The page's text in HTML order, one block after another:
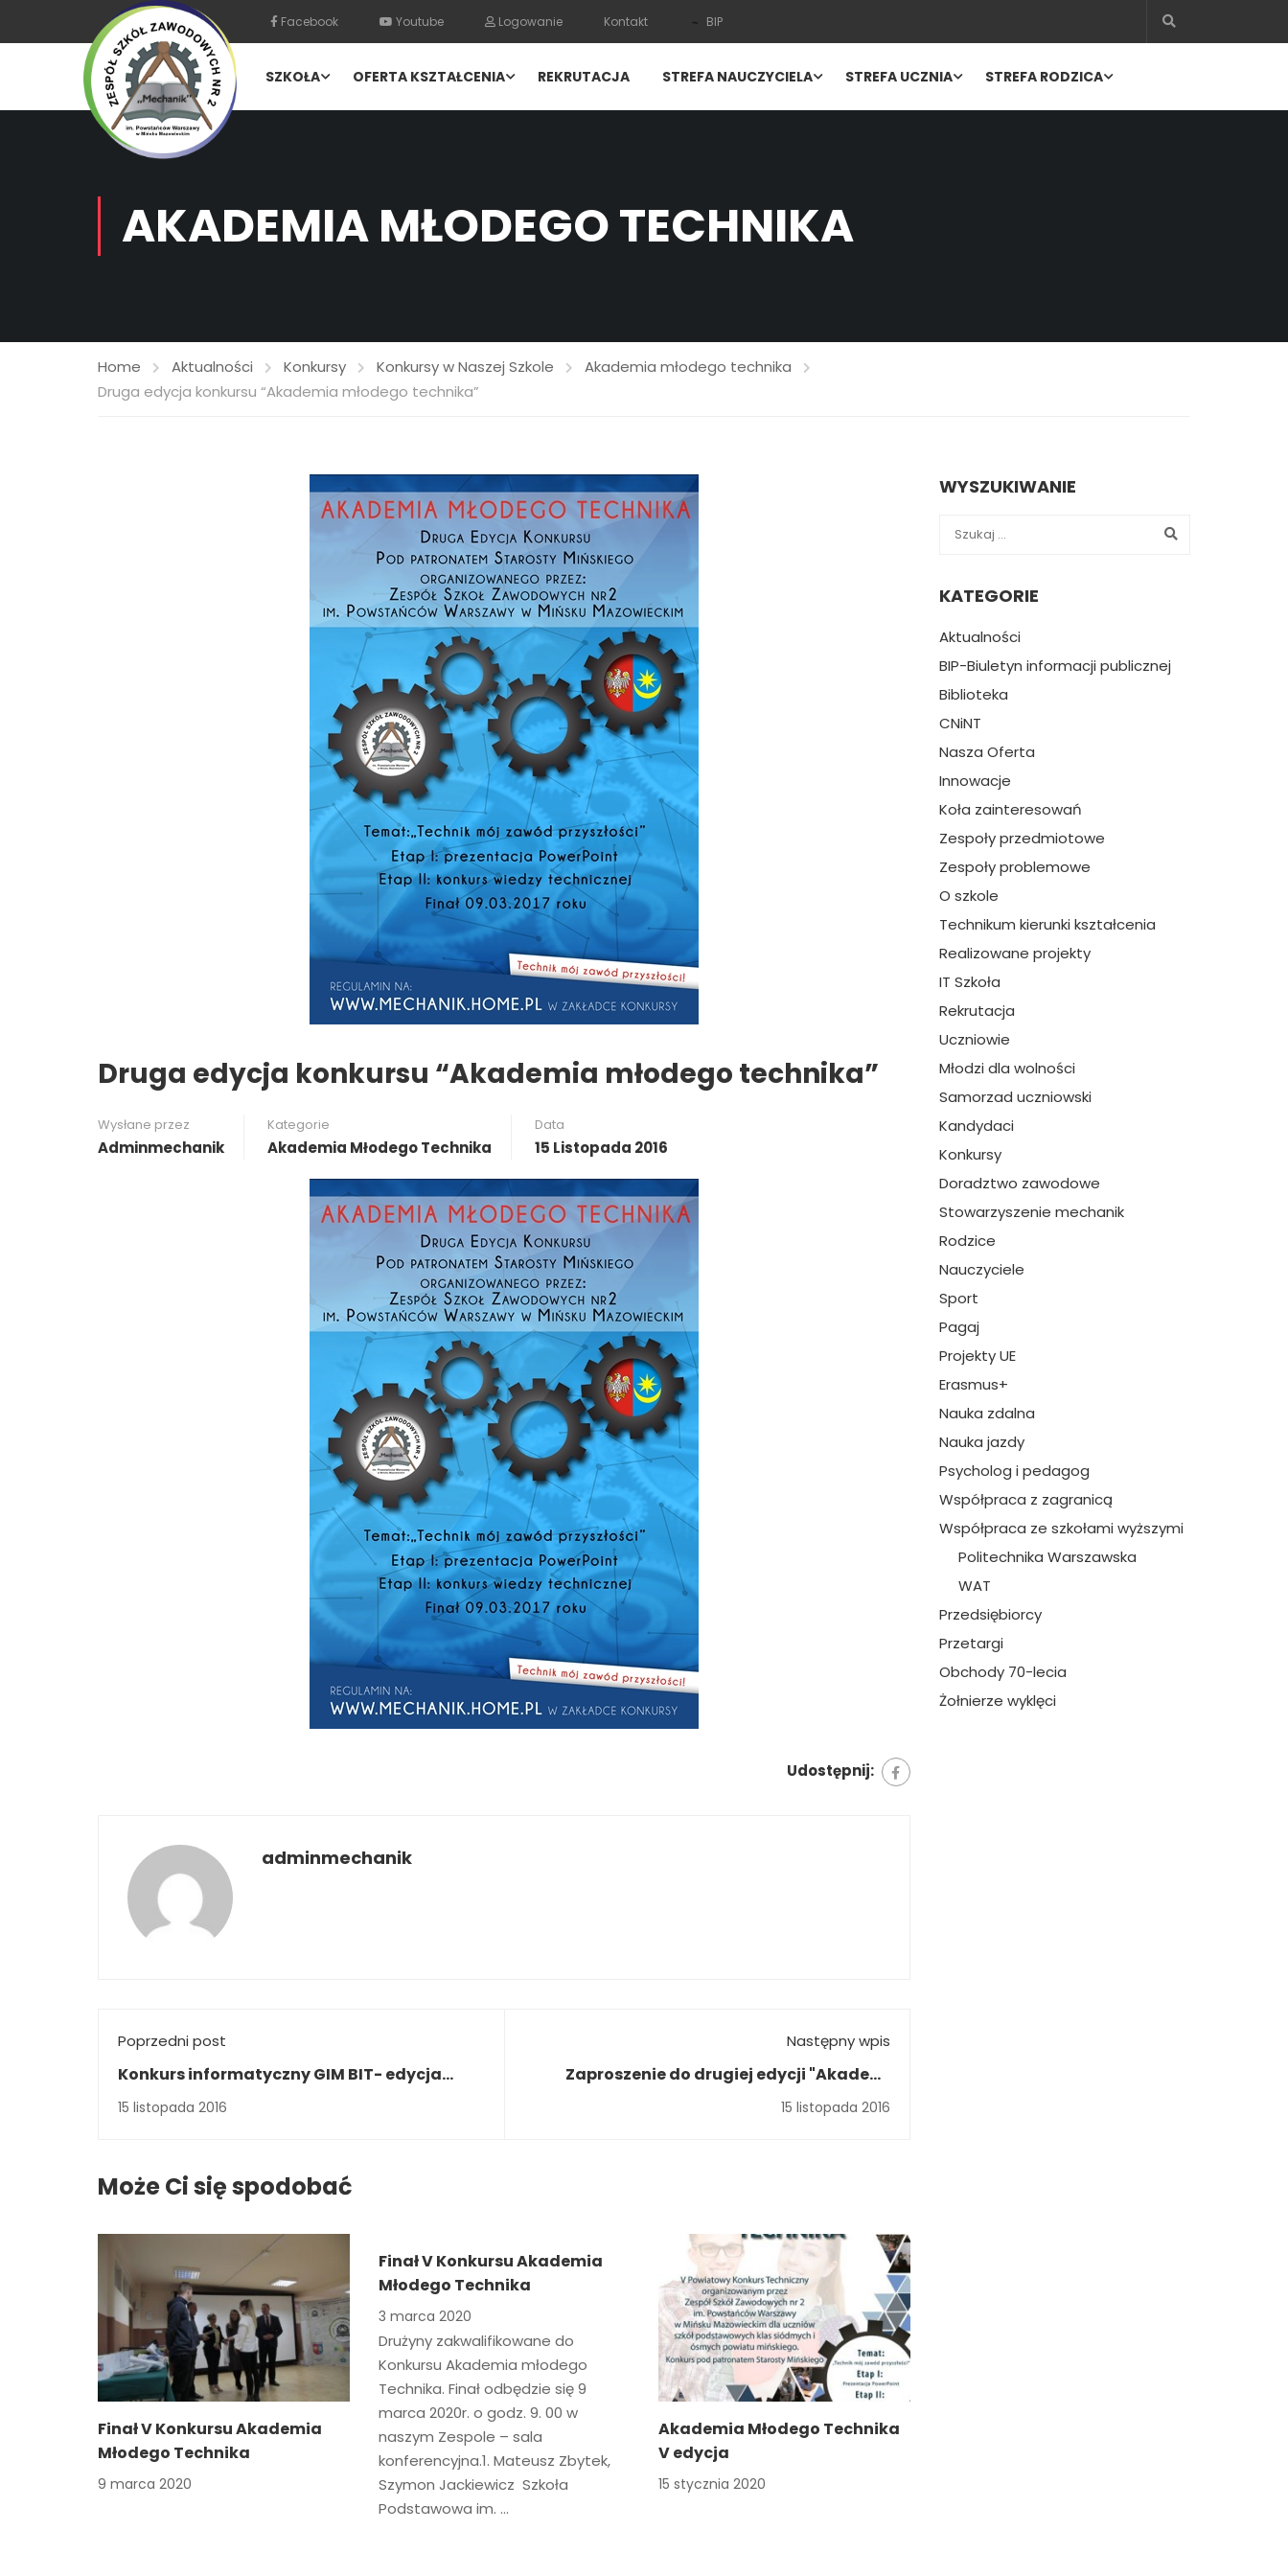
Facebook Youtube Logowanie Kontakt BIP
SZKOŁA OFERTA KSZTAŁCENIA REKRUTACJA STREFA NAUCZYCIELA STREFA UCZNIA STREFA RODZICA
AKADEMIA MŁODEGO TECHNIKA
Home Aktualności Konkursy Konkursy w Naszej Szkole
Akademia młodego technika
Druga edycja konkursu “Akademia młodego technika”
Druga edycja konkursu “Akademia młodego technika”
Wysłane przez
Adminmechanik
Kategorie
Akademia Młodego Technika
Data
15 Listopada 2016
Udostępnij:
adminmechanik
Poprzedni post
Konkurs informatyczny GIM BIT- edycja
2016/17.
15 listopada 2016
Następny wpis
Zaproszenie do drugiej edycji "Akademi
młodego technika"
15 listopada 2016
Może Ci się spodobać
Finał V Konkursu Akademia
Młodego Technika
9 marca 2020
Finał V Konkursu Akademia
Młodego Technika
3 marca 2020
Drużyny zakwalifikowane do
Konkursu Akademia młodego
Technika. Finał odbędzie się 9
marca 2020r. o godz. 9. 00 w
naszym Zespole – sala
konferencyjna.1. Mateusz Zbytek,
Szymon Jackiewicz Szkoła
Podstawowa im. …
Akademia Młodego Technika
V edycja
15 stycznia 2020
WYSZUKIWANIE
KATEGORIE
Aktualności
BIP-Biuletyn informacji publicznej
Biblioteka
CNiNT
Nasza Oferta
Innowacje
Koła zainteresowań
Zespoły przedmiotowe
Zespoły problemowe
O szkole
Technikum kierunki kształcenia
Realizowane projekty
IT Szkoła
Rekrutacja
Uczniowie
Młodzi dla wolności
Samorzad uczniowski
Kandydaci
Konkursy
Doradztwo zawodowe
Stowarzyszenie mechanik
Rodzice
Nauczyciele
Sport
Pagaj
Projekty UE
Erasmus+
Nauka zdalna
Nauka jazdy
Psycholog i pedagog
Współpraca z zagranicą
Współpraca ze szkołami wyższymi
Politechnika Warszawska
WAT
Przedsiębiorcy
Przetargi
Obchody 70-lecia
Żołnierze wyklęci